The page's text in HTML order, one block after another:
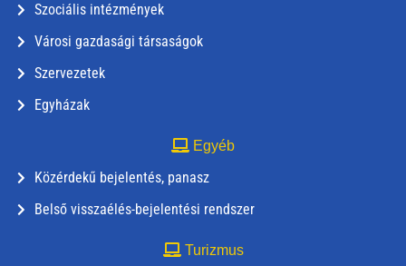
Szociális intézmények
Városi gazdasági társaságok
Szervezetek
Egyházak
Egyéb
Közérdekű bejelentés, panasz
Belső visszaélés-bejelentési rendszer
Turizmus